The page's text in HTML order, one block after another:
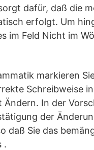
dafür, daß die
erfolgt. Um
im Feld Nicht im
markieren
Schreibweise
In der
der
daß Sie das
.